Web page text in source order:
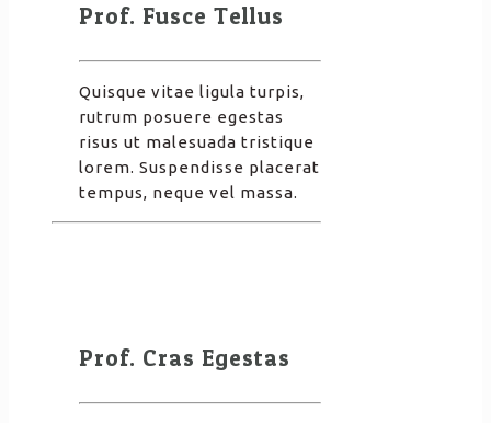
Prof. Fusce Tellus
Quisque vitae ligula turpis,
rutrum posuere egestas
risus ut malesuada tristique
lorem. Suspendisse placerat
tempus, neque vel massa.
Prof. Cras Egestas